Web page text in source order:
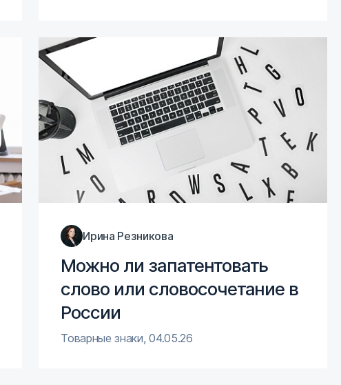
Можно ли запатентовать
слово или словосочетание в
России
Ирина Резникова
Товарные знаки,04.05.26